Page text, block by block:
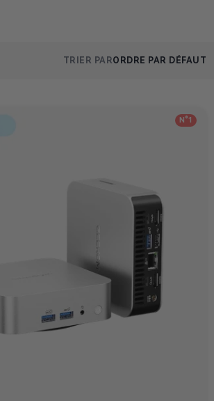
TRIER PARORDRE PAR DÉFAUT
N°1